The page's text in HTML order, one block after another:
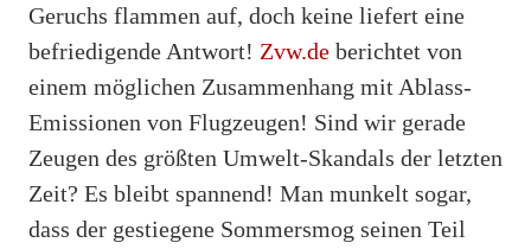
Geruchs flammen auf, doch keine liefert eine
befriedigende Antwort! Zvw.de berichtet von
einem möglichen Zusammenhang mit Ablass-
Emissionen von Flugzeugen! Sind wir gerade
Zeugen des größten Umwelt-Skandals der letzten
Zeit? Es bleibt spannend! Man munkelt sogar,
dass der gestiegene Sommersmog seinen Teil